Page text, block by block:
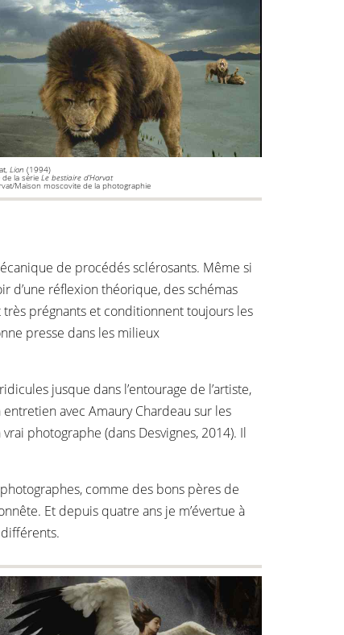
Lion (1994)
la série Le bestiaire d’Horvat
Maison moscovite de la photographie
de procédés sclérosants. Même si
d’une réflexion théorique, des schémas
prégnants et conditionnent toujours les
presse dans les milieux
jusque dans l’entourage de l’artiste,
avec Amaury Chardeau sur les
photographe (dans Desvignes, 2014). Il
comme des bons pères de
Et depuis quatre ans je m’évertue à